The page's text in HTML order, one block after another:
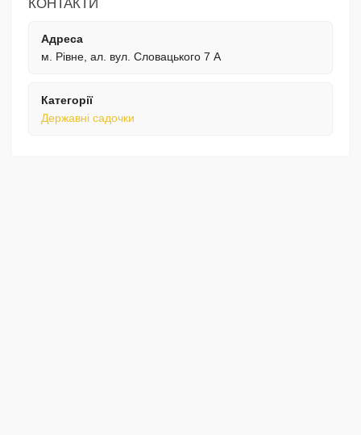
КОНТАКТИ
Адреса
м. Рівне, ал. вул. Словацького 7 А
Категорії
Державні садочки